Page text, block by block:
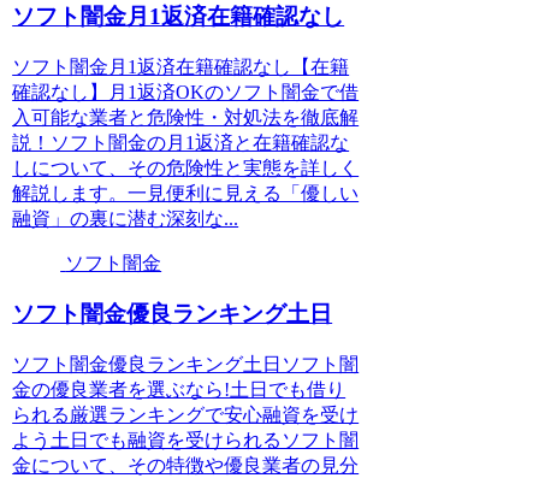
ソフト闇金月1返済在籍確認なし
ソフト闇金月1返済在籍確認なし【在籍
確認なし】月1返済OKのソフト闇金で借
入可能な業者と危険性・対処法を徹底解
説！ソフト闇金の月1返済と在籍確認な
しについて、その危険性と実態を詳しく
解説します。一見便利に見える「優しい
融資」の裏に潜む深刻な...
ソフト闇金
ソフト闇金優良ランキング土日
ソフト闇金優良ランキング土日ソフト闇
金の優良業者を選ぶなら!土日でも借り
られる厳選ランキングで安心融資を受け
よう土日でも融資を受けられるソフト闇
金について、その特徴や優良業者の見分